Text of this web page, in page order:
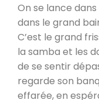
On se lance
dans le grand
C’est le grand
la samba et les
de se sentir
regarde son
effarée, en